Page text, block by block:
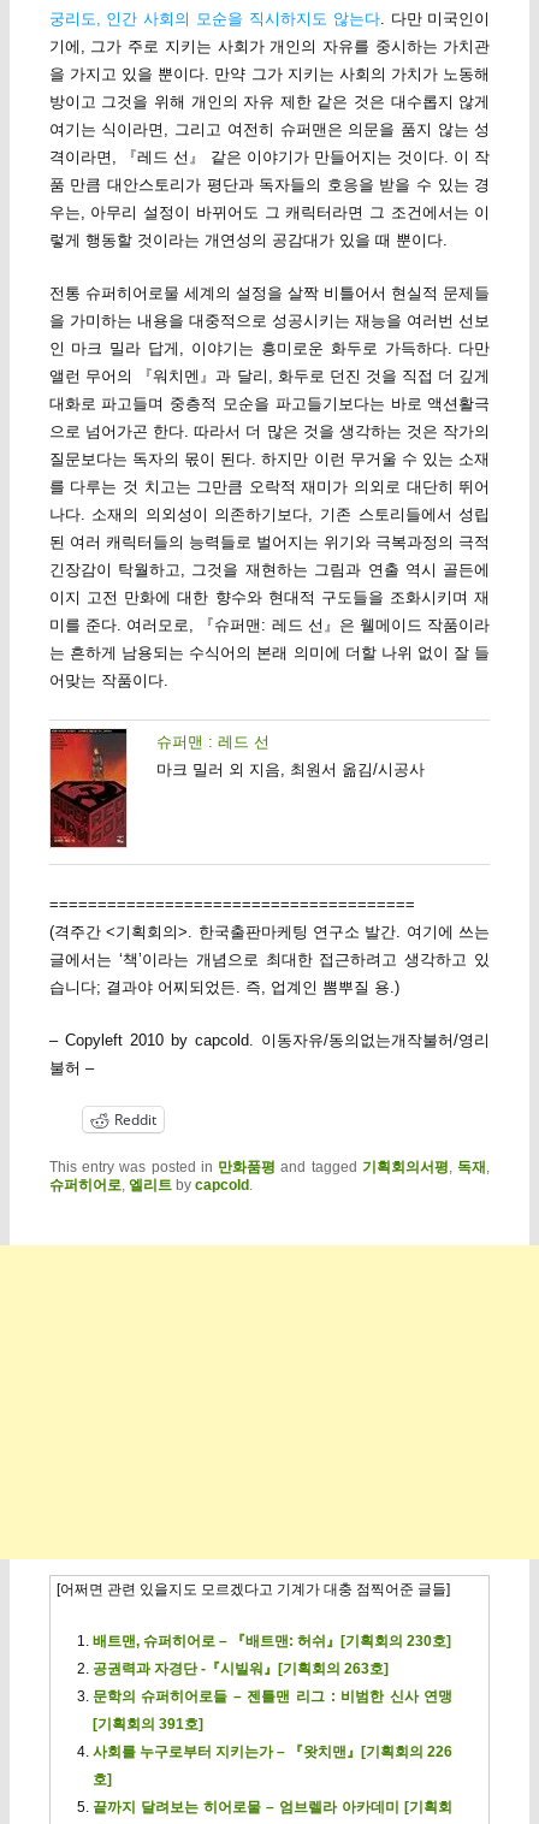
궁리도, 인간 사회의 모순을 직시하지도 않는다. 다만 미국인이
기에, 그가 주로 지키는 사회가 개인의 자유를 중시하는 가치관
을 가지고 있을 뿐이다. 만약 그가 지키는 사회의 가치가 노동해
방이고 그것을 위해 개인의 자유 제한 같은 것은 대수롭지 않게
여기는 식이라면, 그리고 여전히 슈퍼맨은 의문을 품지 않는 성
격이라면, 『레드 선』 같은 이야기가 만들어지는 것이다. 이 작
품 만큼 대안스토리가 평단과 독자들의 호응을 받을 수 있는 경
우는, 아무리 설정이 바뀌어도 그 캐릭터라면 그 조건에서는 이
렇게 행동할 것이라는 개연성의 공감대가 있을 때 뿐이다.
전통 슈퍼히어로물 세계의 설정을 살짝 비틀어서 현실적 문제들
을 가미하는 내용을 대중적으로 성공시키는 재능을 여러번 선보
인 마크 밀라 답게, 이야기는 흥미로운 화두로 가득하다. 다만
앨런 무어의 『워치멘』과 달리, 화두로 던진 것을 직접 더 깊게
대화로 파고들며 중층적 모순을 파고들기보다는 바로 액션활극
으로 넘어가곤 한다. 따라서 더 많은 것을 생각하는 것은 작가의
질문보다는 독자의 몫이 된다. 하지만 이런 무거울 수 있는 소재
를 다루는 것 치고는 그만큼 오락적 재미가 의외로 대단히 뛰어
나다. 소재의 의외성이 의존하기보다, 기존 스토리들에서 성립
된 여러 캐릭터들의 능력들로 벌어지는 위기와 극복과정의 극적
긴장감이 탁월하고, 그것을 재현하는 그림과 연출 역시 골든에
이지 고전 만화에 대한 향수와 현대적 구도들을 조화시키며 재
미를 준다. 여러모로, 『슈퍼맨: 레드 선』은 웰메이드 작품이라
는 흔하게 남용되는 수식어의 본래 의미에 더할 나위 없이 잘 들
어맞는 작품이다.
슈퍼맨 : 레드 선
마크 밀러 외 지음, 최원서 옮김/시공사
======================================
(격주간 <기획회의>. 한국출판마케팅 연구소 발간. 여기에 쓰는
글에서는 ‘책’이라는 개념으로 최대한 접근하려고 생각하고 있
습니다; 결과야 어찌되었든. 즉, 업계인 뽐뿌질 용.)
– Copyleft 2010 by capcold. 이동자유/동의없는개작불허/영리
불허 –
Reddit
This entry was posted in 만화품평 and tagged기획회의서평,독재 ,
슈퍼히어로, 엘리트by capcold .
[어쩌면 관련 있을지도 모르겠다고 기계가 대충 점찍어준 글들]
배트맨, 슈퍼히어로 – 『배트맨: 허쉬』[기획회의 230호]
공권력과 자경단 -『시빌워』[기획회의 263호]
문학의 슈퍼히어로들 – 젠틀맨 리그 : 비범한 신사 연맹
[기획회의 391호]
사회를 누구로부터 지키는가 – 『왓치맨』[기획회의 226
호]
끝까지 달려보는 히어로물 – 엄브렐라 아카데미 [기획회